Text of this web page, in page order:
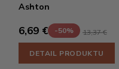
Ashton
6,69 € -50% 13,37 €
DETAIL PRODUKTU